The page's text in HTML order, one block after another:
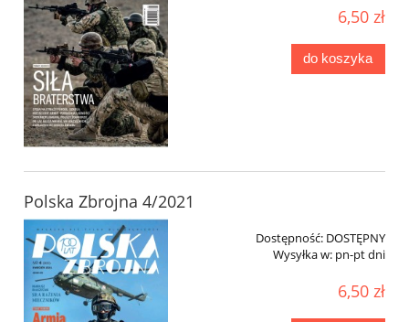
6,50 zł
do koszyka
Polska Zbrojna 4/2021
Dostępność: DOSTĘPNY
Wysyłka w: pn-pt dni
6,50 zł